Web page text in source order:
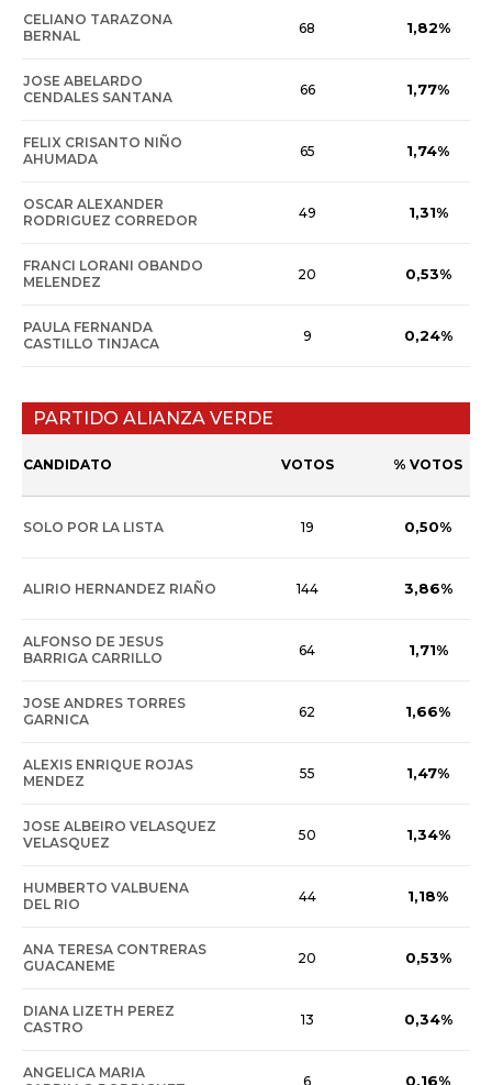
CELIANO TARAZONA
BERNAL
68 1,82%
JOSE ABELARDO
CENDALES SANTANA
66 1,77%
FELIX CRISANTO NIÑO
AHUMADA
65 1,74%
OSCAR ALEXANDER
RODRIGUEZ CORREDOR
49 1,31%
FRANCI LORANI OBANDO
MELENDEZ
20 0,53%
PAULA FERNANDA
CASTILLO TINJACA
9 0,24%
PARTIDO ALIANZA VERDE
CANDIDATO VOTOS % VOTOS
SOLO POR LA LISTA 19 0,50%
ALIRIO HERNANDEZ RIAÑO 144 3,86%
ALFONSO DE JESUS
BARRIGA CARRILLO
64 1,71%
JOSE ANDRES TORRES
GARNICA
62 1,66%
ALEXIS ENRIQUE ROJAS
MENDEZ
55 1,47%
JOSE ALBEIRO VELASQUEZ
VELASQUEZ
50 1,34%
HUMBERTO VALBUENA
DEL RIO
44 1,18%
ANA TERESA CONTRERAS
GUACANEME
20 0,53%
DIANA LIZETH PEREZ
CASTRO
13 0,34%
ANGELICA MARIA
6 0,16%